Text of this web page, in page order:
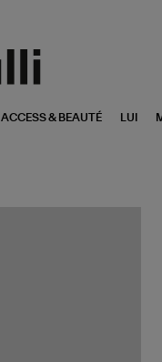
ACCESS & BEAUTÉ LUI